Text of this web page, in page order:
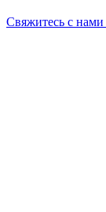
Свяжитесь с нами